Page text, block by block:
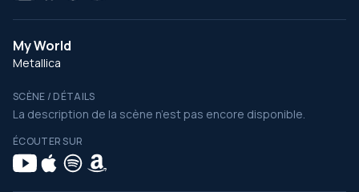
My World
Metallica
SCÈNE / DÉTAILS
La description de la scène n’est pas encore disponible.
ÉCOUTER SUR